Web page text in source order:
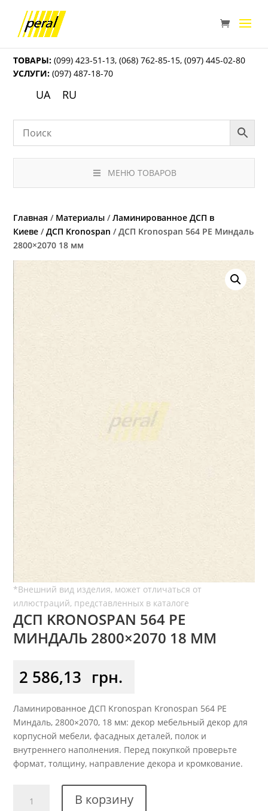
ТОВАРЫ: (099) 423-51-13,(068) 762-85-15,(097) 445-02-80
УСЛУГИ: (097) 487-18-70
UA RU
МЕНЮ ТОВАРОВ
Главная / Материалы /Ламинированное ДСП в
Киеве /ДСП Kronospan / ДСП Kronospan 564 РЕ Миндаль
2800×2070 18 мм
ДСП KRONOSPAN 564 РЕ
МИНДАЛЬ 2800×2070 18 ММ
2 586,13 грн.
Ламинированное ДСП Kronospan Kronospan 564 РЕ
Миндаль, 2800×2070, 18 мм: декор мебельный декор для
корпусной мебели, фасадных деталей, полок и
внутреннего наполнения. Перед покупкой проверьте
формат, толщину, направление декора и кромкование.
товара
В корзину